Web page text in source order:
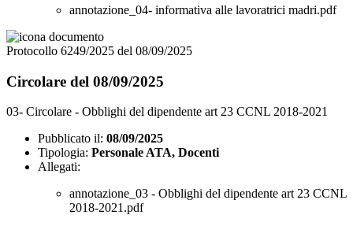
annotazione_04- informativa alle lavoratrici madri.pdf
Protocollo 6249/2025 del 08/09/2025
Circolare del 08/09/2025
03- Circolare - Obblighi del dipendente art 23 CCNL 2018-2021
Pubblicato il: 08/09/2025
Tipologia: Personale ATA, Docenti
Allegati:
annotazione_03 - Obblighi del dipendente art 23 CCNL
2018-2021.pdf